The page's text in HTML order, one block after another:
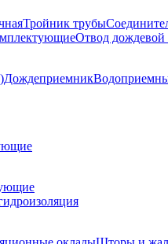
Тройник трубы
Отвод
Дождеприемник